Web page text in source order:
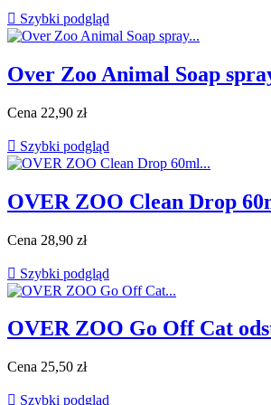
 Szybki podgląd
Over Zoo Animal Soap
Cena 22,90 zł
 Szybki podgląd
OVER ZOO Clean Drop
Cena 28,90 zł
 Szybki podgląd
OVER ZOO Go Off Cat
Cena 25,50 zł
 Szybki podgląd